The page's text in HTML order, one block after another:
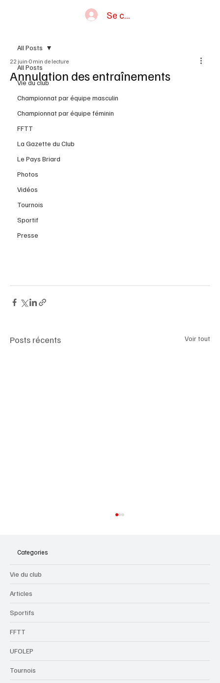
Se connecter
All Posts
Vie du club
Championnat par équipe masculin
Championnat par équipe féminin
FFTT
La Gazette du Club
Le Pays Briard
Photos
Vidéos
Tournois
Sportif
Presse
All Posts
Annulation des entraînements
22 juin 0 min de lecture
Posts récents Voir tout
Stage d'hiver 2026
Categories
Vie du club
Articles
Sportifs
FFTT
UFOLEP
Tournois